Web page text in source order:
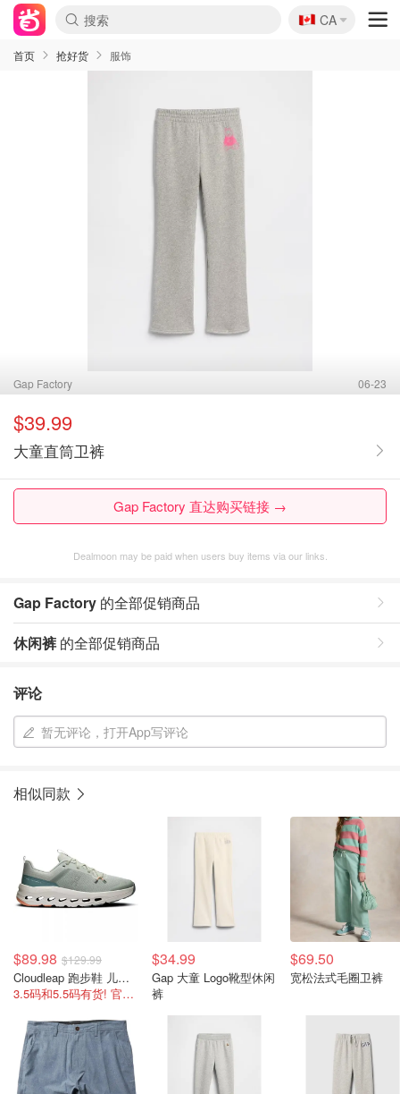
🇨🇦
CA
首页 抢好货 服饰
Gap Factory 06-23
$39.99
大童直筒卫裤
Gap Factory 直达购买链接 →
Dealmoon may be paid when users buy items via our links.
Gap Factory 的全部促销商品
休闲裤 的全部促销商品
评论
暂无评论，打开App写评论
相似同款
$89.98 $129.99
Cloudleap 跑步鞋 儿童 22.5-25cm
3.5码和5.5码有货! 官网$130不打折
$34.99
Gap 大童 Logo靴型休闲
裤
$69.50
宽松法式毛圈卫裤